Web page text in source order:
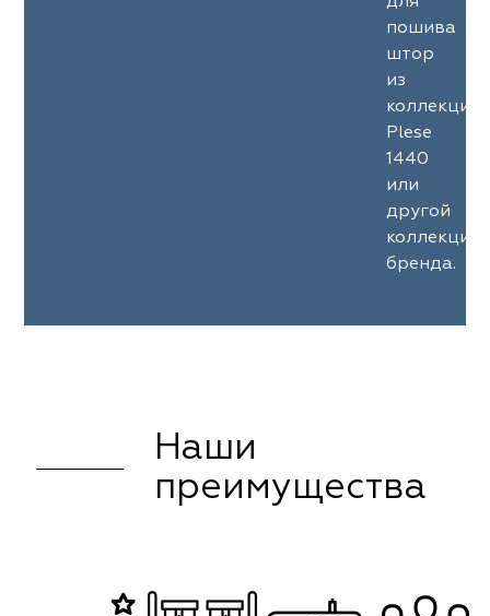
пошива
штор
из
Plese
1440
или
другой
коллекции
бренда.
Наши
преимущества